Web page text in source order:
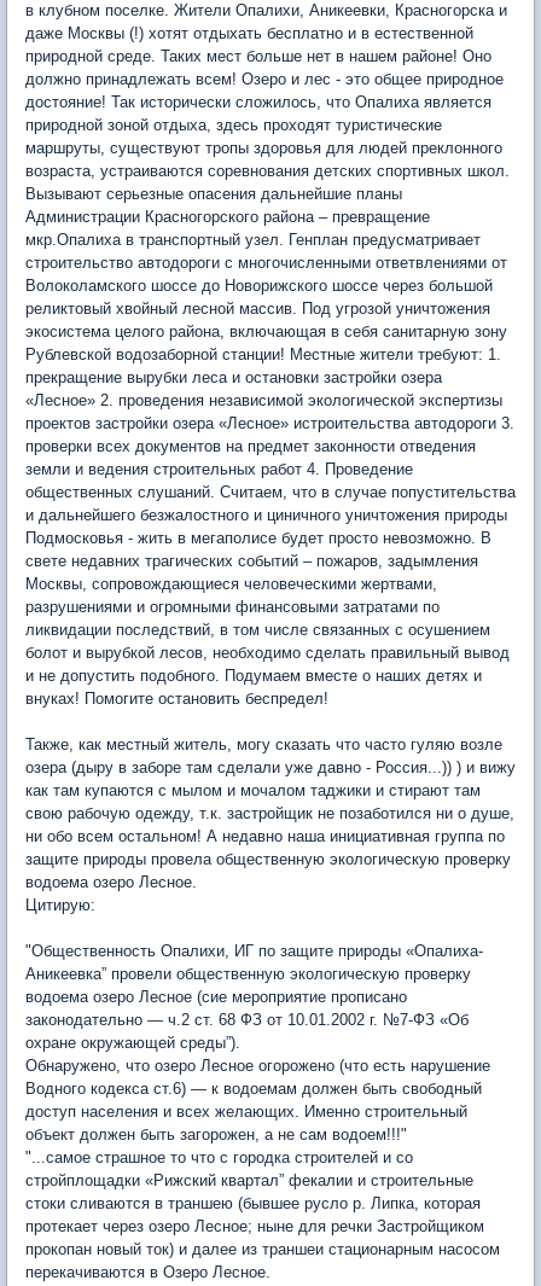
в клубном поселке. Жители Опалихи, Аникеевки, Красногорска и
даже Москвы (!) хотят отдыхать бесплатно и в естественной
природной среде. Таких мест больше нет в нашем районе! Оно
должно принадлежать всем! Озеро и лес - это общее природное
достояние! Так исторически сложилось, что Опалиха является
природной зоной отдыха, здесь проходят туристические
маршруты, существуют тропы здоровья для людей преклонного
возраста, устраиваются соревнования детских спортивных школ.
Вызывают серьезные опасения дальнейшие планы
Администрации Красногорского района – превращение
мкр.Опалиха в транспортный узел. Генплан предусматривает
строительство автодороги с многочисленными ответвлениями от
Волоколамского шоссе до Новорижского шоссе через большой
реликтовый хвойный лесной массив. Под угрозой уничтожения
экосистема целого района, включающая в себя санитарную зону
Рублевской водозаборной станции! Местные жители требуют: 1.
прекращение вырубки леса и остановки застройки озера
«Лесное» 2. проведения независимой экологической экспертизы
проектов застройки озера «Лесное» истроительства автодороги 3.
проверки всех документов на предмет законности отведения
земли и ведения строительных работ 4. Проведение
общественных слушаний. Считаем, что в случае попустительства
и дальнейшего безжалостного и циничного уничтожения природы
Подмосковья - жить в мегаполисе будет просто невозможно. В
свете недавних трагических событий – пожаров, задымления
Москвы, сопровождающиеся человеческими жертвами,
разрушениями и огромными финансовыми затратами по
ликвидации последствий, в том числе связанных с осушением
болот и вырубкой лесов, необходимо сделать правильный вывод
и не допустить подобного. Подумаем вместе о наших детях и
внуках! Помогите остановить беспредел!
Также, как местный житель, могу сказать что часто гуляю возле
озера (дыру в заборе там сделали уже давно - Россия...)) ) и вижу
как там купаются с мылом и мочалом таджики и стирают там
свою рабочую одежду, т.к. застройщик не позаботился ни о душе,
ни обо всем остальном! А недавно наша инициативная группа по
защите природы провела общественную экологическую проверку
водоема озеро Лесное.
Цитирую:
"Общественность Опалихи, ИГ по защите природы «Опалиха-
Аникеевка” провели общественную экологическую проверку
водоема озеро Лесное (сие мероприятие прописано
законодательно — ч.2 ст. 68 ФЗ от 10.01.2002 г. №7-ФЗ «Об
охране окружающей среды”).
Обнаружено, что озеро Лесное огорожено (что есть нарушение
Водного кодекса ст.6) — к водоемам должен быть свободный
доступ населения и всех желающих. Именно строительный
объект должен быть загорожен, а не сам водоем!!!"
"...самое страшное то что с городка строителей и со
стройплощадки «Рижский квартал” фекалии и строительные
стоки сливаются в траншею (бывшее русло р. Липка, которая
протекает через озеро Лесное; ныне для речки Застройщиком
прокопан новый ток) и далее из траншеи стационарным насосом
перекачиваются в Озеро Лесное.